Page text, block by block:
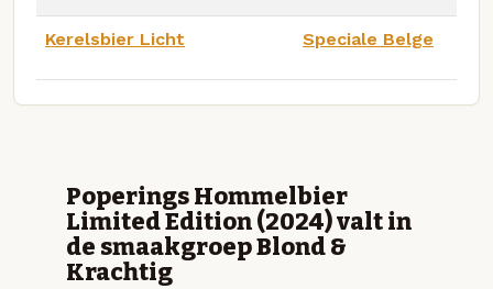
Kerelsbier Licht Speciale Belge
Poperings Hommelbier
Limited Edition (2024) valt in
de smaakgroep Blond &
Krachtig